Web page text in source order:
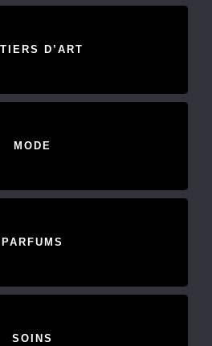
D’ART
MODE
PARFUMS
SOINS